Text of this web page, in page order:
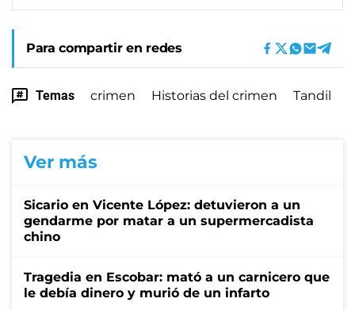
Para compartir en redes
Temas crimen Historias del crimen Tandil
Ver más
Sicario en Vicente López: detuvieron a un
gendarme por matar a un supermercadista
chino
Tragedia en Escobar: mató a un carnicero que
le debía dinero y murió de un infarto